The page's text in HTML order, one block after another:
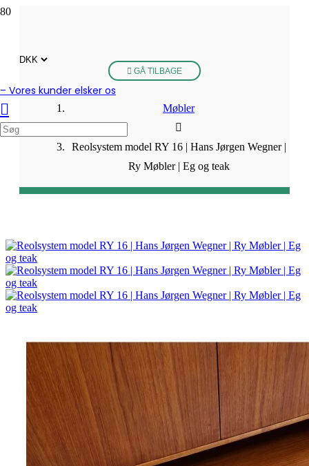
– Vores kunder elsker os
GÅ TILBAGE
Møbler
Reolsystem model RY 16 | Hans Jørgen Wegner |
Ry Møbler | Eg og teak